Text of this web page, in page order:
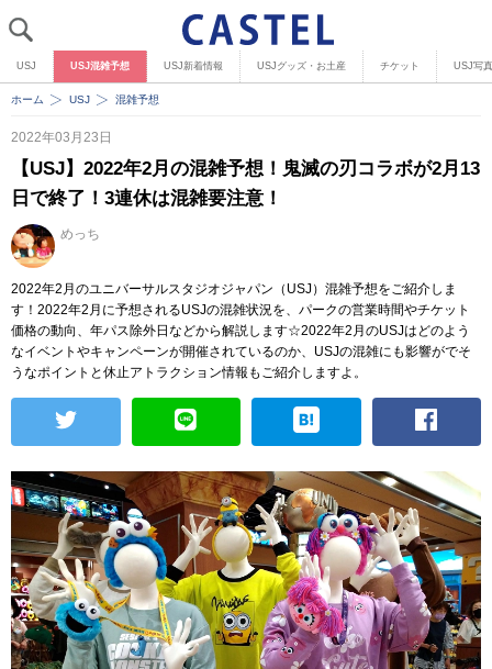
USJ USJ混雑予想 USJ新着情報 USJグッズ・お土産 チケット USJ写
ホーム USJ 混雑予想
2022年03月23日
【USJ】2022年2月の混雑予想！鬼滅の刃コラボが2月13
日で終了！3連休は混雑要注意！
めっち
2022年2月のユニバーサルスタジオジャパン（USJ）混雑予想をご紹介しま
す！2022年2月に予想されるUSJの混雑状況を、パークの営業時間やチケット
価格の動向、年パス除外日などから解説します☆2022年2月のUSJはどのよう
なイベントやキャンペーンが開催されているのか、USJの混雑にも影響がでそ
うなポイントと休止アトラクション情報もご紹介しますよ。